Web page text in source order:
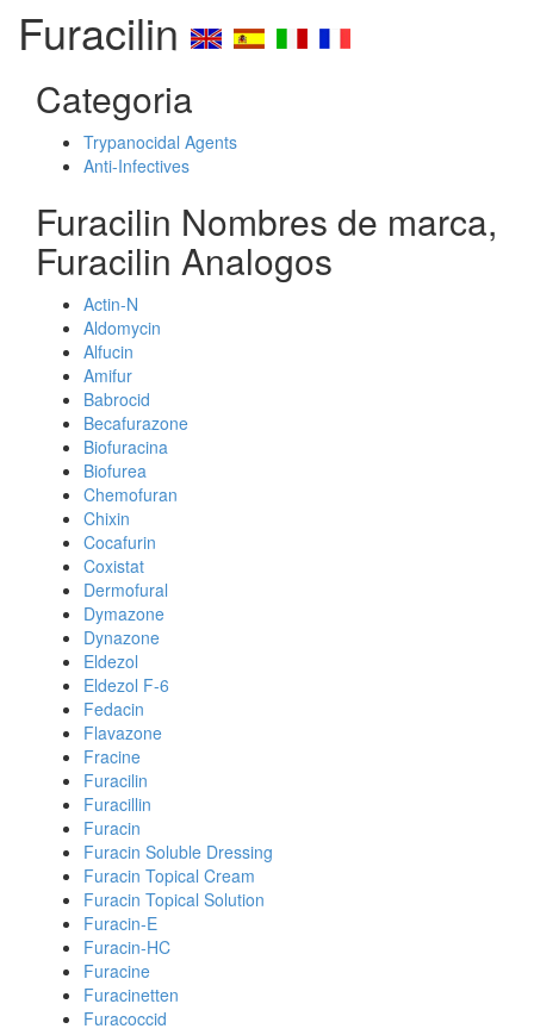
Furacilin
Categoria
Trypanocidal Agents
Anti-Infectives
Furacilin Nombres de marca,
Furacilin Analogos
Actin-N
Aldomycin
Alfucin
Amifur
Babrocid
Becafurazone
Biofuracina
Biofurea
Chemofuran
Chixin
Cocafurin
Coxistat
Dermofural
Dymazone
Dynazone
Eldezol
Eldezol F-6
Fedacin
Flavazone
Fracine
Furacilin
Furacillin
Furacin
Furacin Soluble Dressing
Furacin Topical Cream
Furacin Topical Solution
Furacin-E
Furacin-HC
Furacine
Furacinetten
Furacoccid